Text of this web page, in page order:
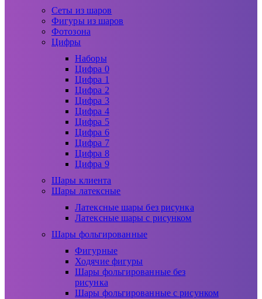
Сеты из шаров
Фигуры из шаров
Фотозона
Цифры
Наборы
Цифра 0
Цифра 1
Цифра 2
Цифра 3
Цифра 4
Цифра 5
Цифра 6
Цифра 7
Цифра 8
Цифра 9
Шары клиента
Шары латексные
Латексные шары без рисунка
Латексные шары с рисунком
Шары фольгированные
Фигурные
Ходячие фигуры
Шары фольгированные без
рисунка
Шары фольгированные с рисунком